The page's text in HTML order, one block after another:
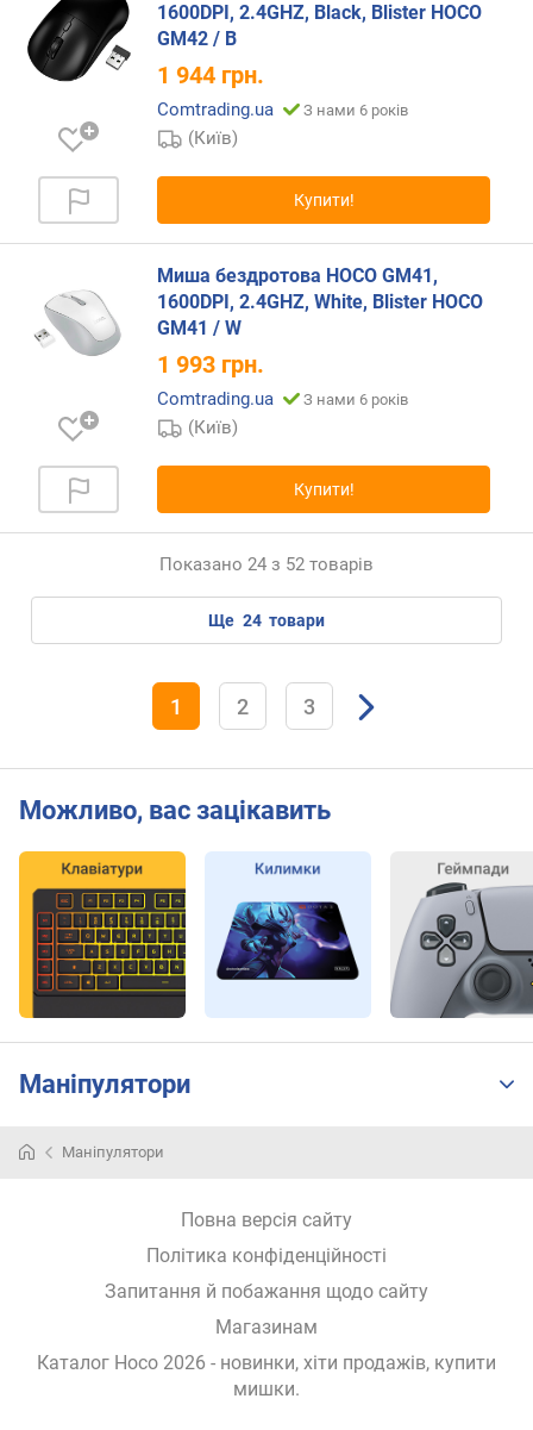
е
р
е
м
к
в
р
е
с
с
п
е
е
м
ч
и
а
л
ь
н
и
й
в
т
а
1600DPI, 2.4GHZ, Black, Blister HOCO
GM42 / B
1 944 грн.
Comtrading.ua З нами 6 років
(Київ)
Купити!
Миша бездротова HOCO GM41,
1600DPI, 2.4GHZ, White, Blister HOCO
GM41 / W
1 993 грн.
Comtrading.ua З нами 6 років
(Київ)
Купити!
Показано 24 з 52 товарів
ще 24 товари
1 2 3
Можливо, вас зацікавить
Маніпулятори
Маніпулятори
Повна версія сайту
Політика конфіденційності
Запитання й побажання щодо сайту
Магазинам
Каталог Hoco 2026 - новинки, хіти продажів, купити
мишки.